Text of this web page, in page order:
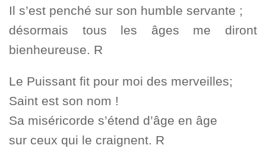
Il s’est penché sur son humble servante ;
désormais tous les âges me diront
bienheureuse. R
Le Puissant fit pour moi des merveilles;
Saint est son nom !
Sa miséricorde s’étend d’âge en âge
sur ceux qui le craignent. R